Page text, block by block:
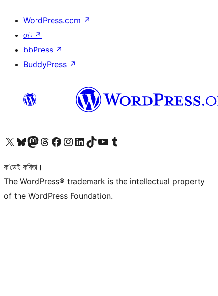
WordPress.com ↗
মেট ↗
bbPress ↗
BuddyPress ↗
আমাৰ X (আগৰ Twitter) একাউণ্টলৈ যাওকআমাৰ Bluesky একাউণ্টলৈ যাওকআমাৰ Mastodon একাউণ্টলৈ যাওকআমাৰ Threads একাউণ্টলৈ যাওকআমাৰ Facebook পৃষ্ঠালৈ যাওকআমাৰ Instagram একাউণ্টলৈ যাওকআমাৰ LinkedIn একাউণ্টলৈ যাওকআমাৰ TikTok একাউণ্টলৈ যাওকআমাৰ YouTube চেনেললৈ যাওকআমাৰ Tumblr একাউণ্টলৈ যাওক
ক’ডেই কবিতা।
The WordPress® trademark is the intellectual property
of the WordPress Foundation.